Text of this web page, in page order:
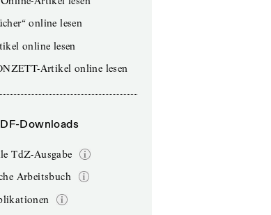
online lesen
online lesen
Artikel online lesen
Downloads
TdZ-Ausgabe
Arbeitsbuch